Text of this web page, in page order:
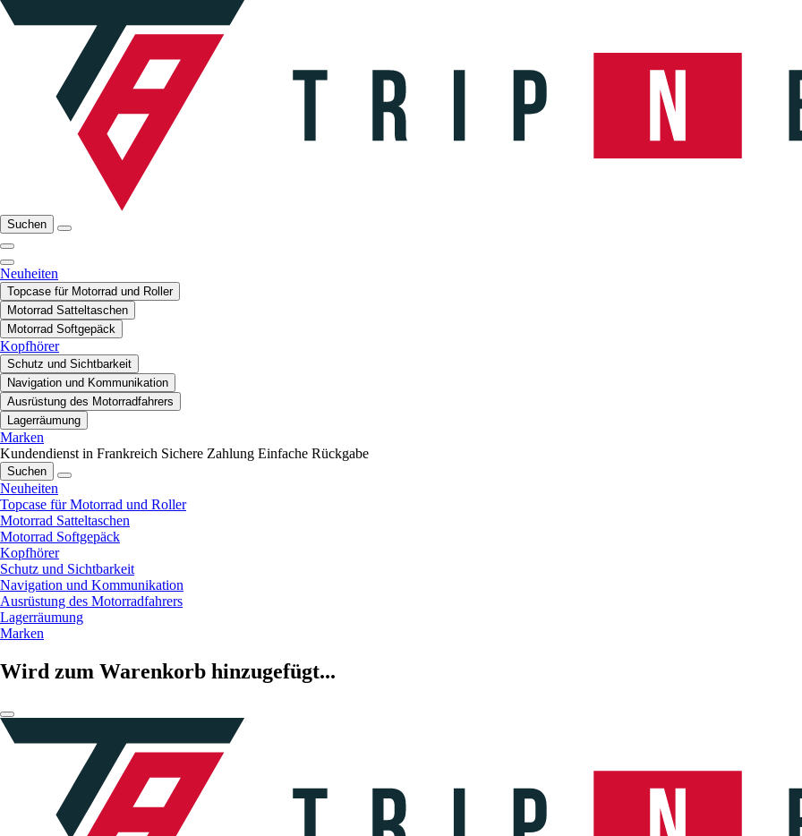
Suchen
Neuheiten
Topcase für Motorrad und Roller
Motorrad Satteltaschen
Motorrad Softgepäck
Kopfhörer
Schutz und Sichtbarkeit
Navigation und Kommunikation
Ausrüstung des Motorradfahrers
Lagerräumung
Marken
Kundendienst in Frankreich Sichere Zahlung Einfache Rückgabe
Suchen
Neuheiten
Topcase für Motorrad und Roller
Motorrad Satteltaschen
Motorrad Softgepäck
Kopfhörer
Schutz und Sichtbarkeit
Navigation und Kommunikation
Ausrüstung des Motorradfahrers
Lagerräumung
Marken
Wird zum Warenkorb hinzugefügt...